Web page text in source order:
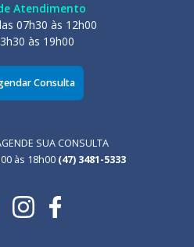
Atendimento
07h30 às 12h00
às 19h00
Consulta
SUA CONSULTA
às 18h00 (47) 3481-5333